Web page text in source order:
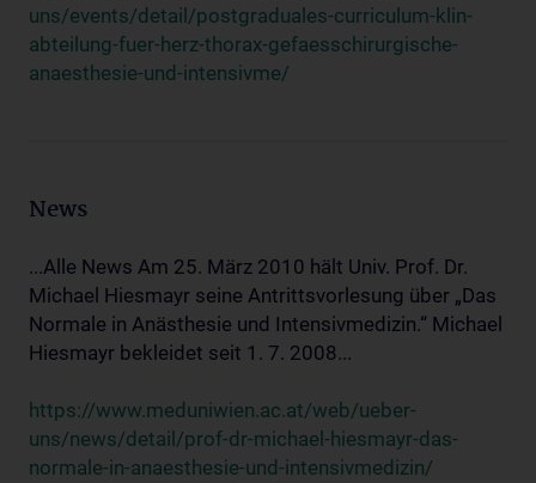
uns/events/detail/postgraduales-curriculum-klin-
abteilung-fuer-herz-thorax-gefaesschirurgische-
anaesthesie-und-intensivme/
News
...Alle News Am 25. März 2010 hält Univ. Prof. Dr.
Michael Hiesmayr seine Antrittsvorlesung über „Das
Normale in Anästhesie und Intensivmedizin.“ Michael
Hiesmayr bekleidet seit 1. 7. 2008...
https://www.meduniwien.ac.at/web/ueber-
uns/news/detail/prof-dr-michael-hiesmayr-das-
normale-in-anaesthesie-und-intensivmedizin/